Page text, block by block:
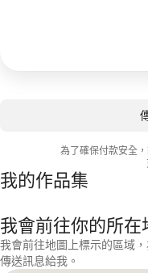
為了確保付款安全
我的作品集
我會前往你的所在
我會前往地圖上標示的區域
傳送訊息給我。